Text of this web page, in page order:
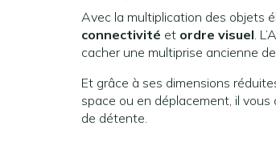
Avec la multiplication des objets
connectivité et ordre visuel.
cacher une multiprise ancienne
Et grâce à ses dimensions
space ou en déplacement, il
de détente.